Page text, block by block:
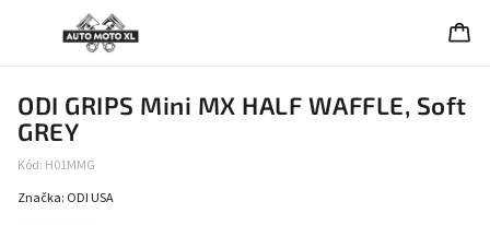
ODI GRIPS Mini MX HALF WAFFLE, Soft
GREY
Kód: H01MMG
Značka: ODI USA